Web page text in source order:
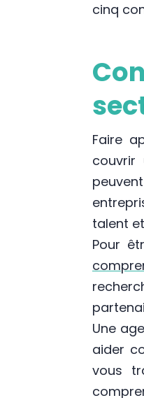
cinq
Faire
couvrir
talent
Pour
Une
aider
vous